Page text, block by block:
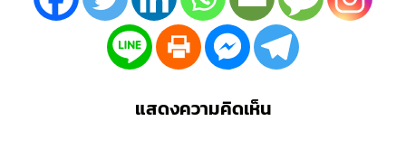
แสดงความคิดเห็น